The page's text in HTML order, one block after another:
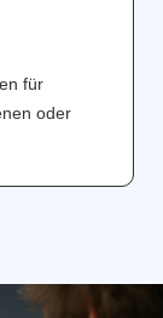
für
oder